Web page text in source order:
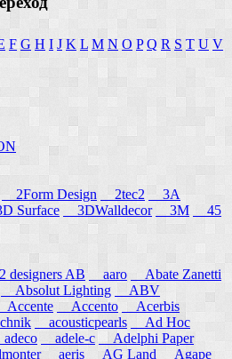
F G H I J K L M N O P Q R S T U V
2Form Design 2tec2
3A
Surface 3DWalldecor 3M
45
AB aaro
Abate Zanetti
Absolut Lighting
ABV
Accente Accento
Acerbis
acousticpearls
Ad Hoc
adele-c
Adelphi Paper
aeris AG Land Agape